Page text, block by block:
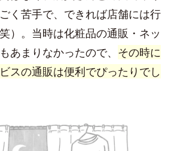
く苦手で、できれば店舗には行
）。当時は化粧品の通販・ネッ
あまりなかったので、 その時に
スの通販は便利でぴったりでし